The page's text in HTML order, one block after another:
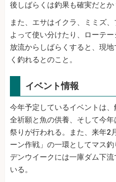
後しばらくは釣果も確実だとか
また、エサはイクラ、ミミズ
よって使い分けたり、ローテー
放流からしばらくすると、現
く釣れるとのこと。
イベント情報
今年予定しているイベントは
全祈願と魚の供養、そして今
祭りが行われる。また、来年2
ーン作戦」の一環としてマス
デンウイークには一庫ダム下
いる。